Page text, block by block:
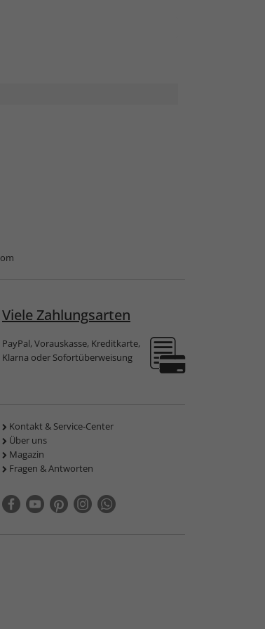
Viele Zahlungsarten
PayPal, Vorauskasse, Kreditkarte,
Klarna oder Sofortüberweisung
Kontakt & Service-Center
Über uns
Magazin
Fragen & Antworten